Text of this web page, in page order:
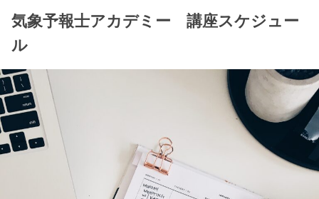
気象予報士アカデミー 講座スケジュー
ル